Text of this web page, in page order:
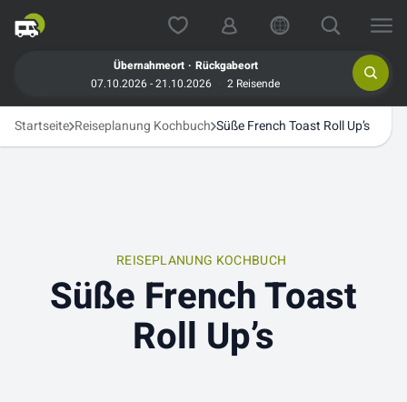
Übernahmeort . Rückgabeort
07.10.2026 - 21.10.2026
2 Reisende
Startseite Reiseplanung Kochbuch Süße French Toast Roll Up’s
REISEPLANUNG KOCHBUCH
Süße French Toast
Roll Up’s